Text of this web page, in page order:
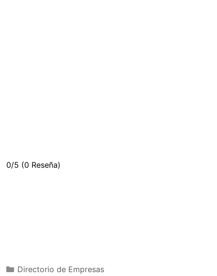
0/5 (0 Reseña)
Categorías
Directorio de Empresas